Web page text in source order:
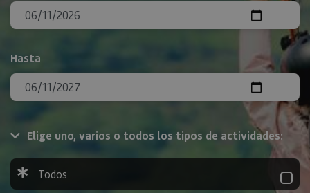
Hasta
Elige uno, varios o todos los tipos de actividades:
Todos